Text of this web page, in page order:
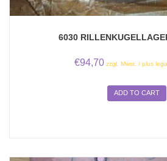
6030
€94,70 zzgl. Mwst. / plus
ADD TO CART